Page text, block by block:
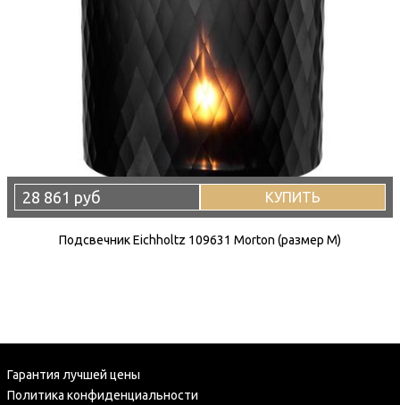
28 861 руб КУПИТЬ
Подсвечник Eichholtz 109631 Morton (размер M)
Гарантия лучшей цены
Политика конфиденциальности